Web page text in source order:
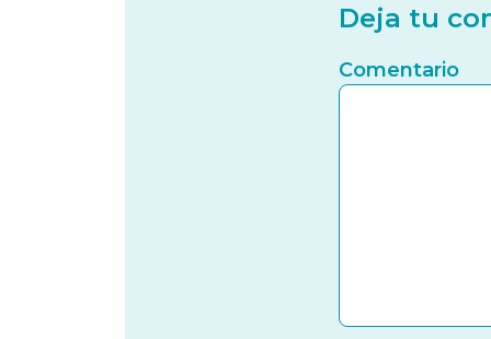
Deja tu
Comentario